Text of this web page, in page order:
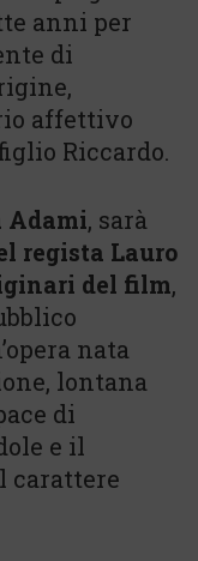
anni per
di
affettivo
Riccardo.
Adami, sarà
regista Lauro
del film,
nata
lontana
di
e il
carattere